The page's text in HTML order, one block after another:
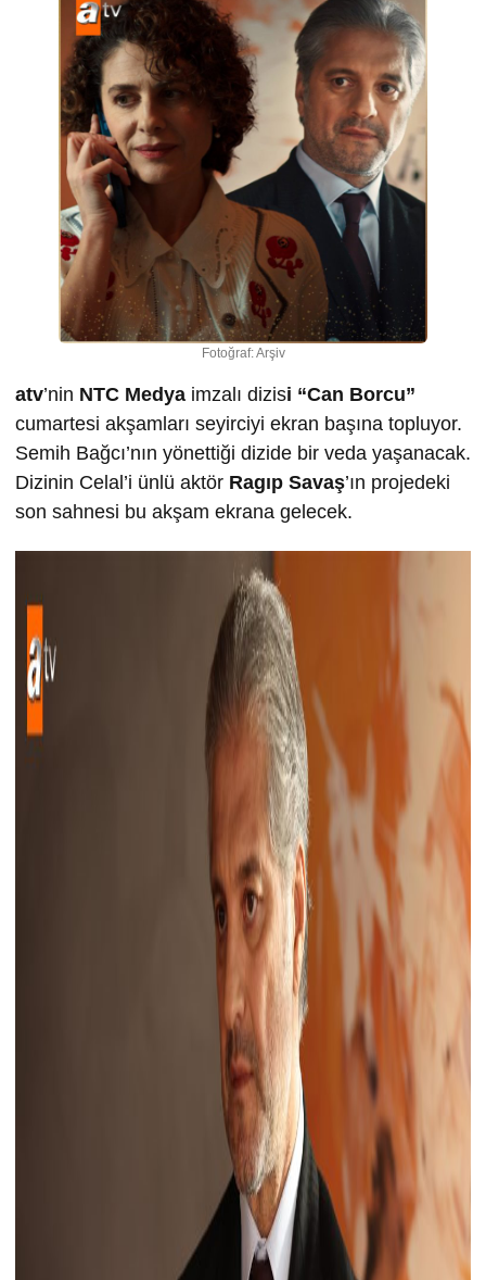
Fotoğraf: Arşiv
atv’nin NTC Medya imzalı dizisi “Can Borcu”
cumartesi akşamları seyirciyi ekran başına topluyor.
Semih Bağcı’nın yönettiği dizide bir veda yaşanacak.
Dizinin Celal’i ünlü aktör Ragıp Savaş’ın projedeki
son sahnesi bu akşam ekrana gelecek.